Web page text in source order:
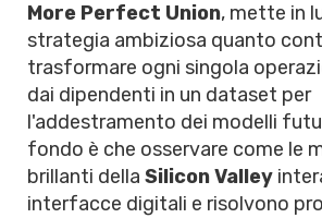
More Perfect Union, mette in
strategia ambiziosa quanto
trasformare ogni singola
dai dipendenti in un dataset per
l'addestramento dei modelli
fondo è che osservare come le
brillanti della Silicon Valley
interfacce digitali e risolvono